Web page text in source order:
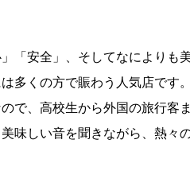
「安全」、そしてなによりも
多くの方で賑わう人気店です
で、高校生から外国の旅行客
味しい音を聞きながら、熱々